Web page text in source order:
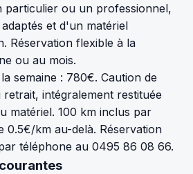
particulier ou un professionnel,
et d'un matériel
Réservation flexible à la
ou au mois.
semaine : 780€. Caution de
intégralement restituée
matériel. 100 km inclus par
0.5€/km au-delà. Réservation
téléphone au 0495 86 08 66.